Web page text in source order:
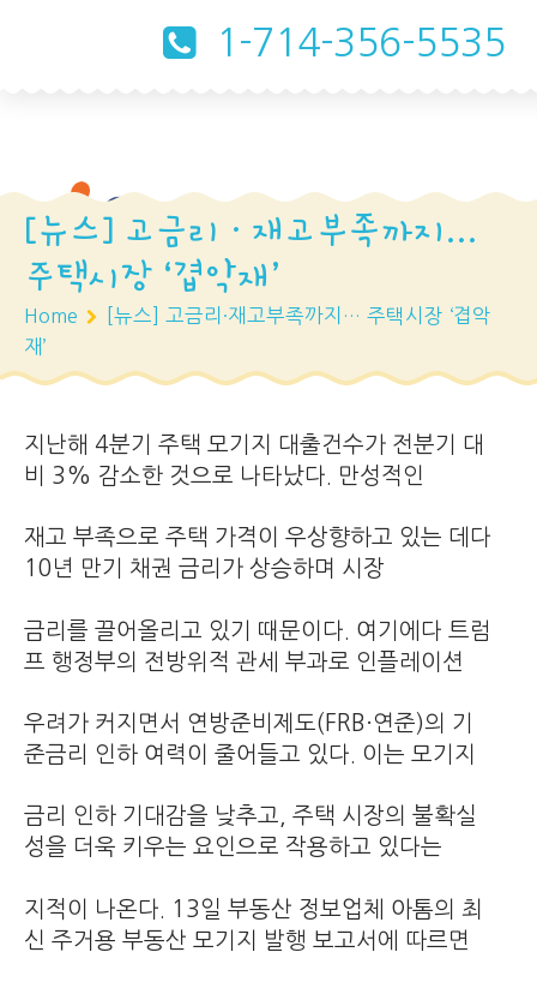
1-714-356-5535
[뉴스] 고금리·재고부족까지…
주택시장 ‘겹악재’
Home
[뉴스] 고금리·재고부족까지… 주택시장 ‘겹악
재’
지난해 4분기 주택 모기지 대출건수가 전분기 대
비 3% 감소한 것으로 나타났다. 만성적인
재고 부족으로 주택 가격이 우상향하고 있는 데다
10년 만기 채권 금리가 상승하며 시장
금리를 끌어올리고 있기 때문이다. 여기에다 트럼
프 행정부의 전방위적 관세 부과로 인플레이션
우려가 커지면서 연방준비제도(FRB·연준)의 기
준금리 인하 여력이 줄어들고 있다. 이는 모기지
금리 인하 기대감을 낮추고, 주택 시장의 불확실
성을 더욱 키우는 요인으로 작용하고 있다는
지적이 나온다. 13일 부동산 정보업체 아톰의 최
신 주거용 부동산 모기지 발행 보고서에 따르면